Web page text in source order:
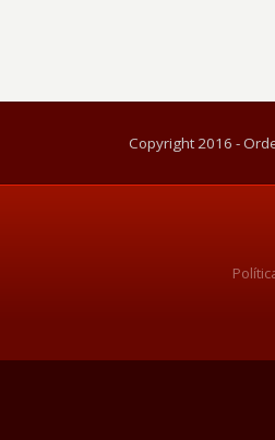
Copyright 2016 -